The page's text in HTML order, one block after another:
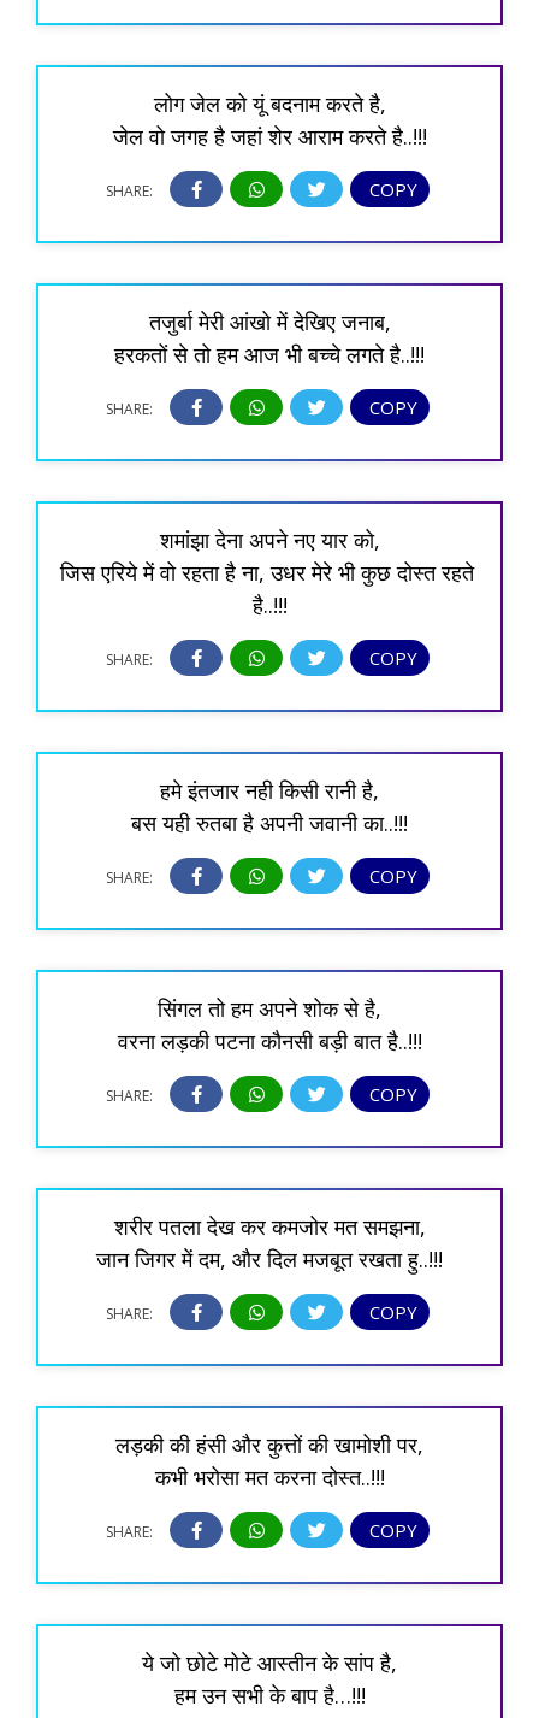
लोग जेल को यूं बदनाम करते है,
जेल वो जगह है जहां शेर आराम करते है..!!!
SHARE: COPY
तजुर्बा मेरी आंखो में देखिए जनाब,
हरकतों से तो हम आज भी बच्चे लगते है..!!!
SHARE: COPY
शमांझा देना अपने नए यार को,
जिस एरिये में वो रहता है ना, उधर मेरे भी कुछ दोस्त रहते
है..!!!
SHARE: COPY
हमे इंतजार नही किसी रानी है,
बस यही रुतबा है अपनी जवानी का..!!!
SHARE: COPY
सिंगल तो हम अपने शोक से है,
वरना लड़की पटना कौनसी बड़ी बात है..!!!
SHARE: COPY
शरीर पतला देख कर कमजोर मत समझना,
जान जिगर में दम, और दिल मजबूत रखता हु..!!!
SHARE: COPY
लड़की की हंसी और कुत्तों की खामोशी पर,
कभी भरोसा मत करना दोस्त..!!!
SHARE: COPY
ये जो छोटे मोटे आस्तीन के सांप है,
हम उन सभी के बाप है…!!!